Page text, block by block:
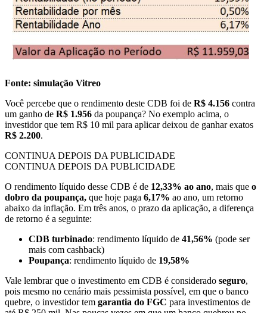
Fonte: simulação Vitreo
Você percebe que o rendimento deste CDB foi de R$ 4.156 contra
um ganho de R$ 1.956 da poupança? No exemplo acima, o
investidor que tem R$ 10 mil para aplicar deixou de ganhar exatos
R$ 2.200.
CONTINUA DEPOIS DA PUBLICIDADE
CONTINUA DEPOIS DA PUBLICIDADE
O rendimento líquido desse CDB é de 12,33% ao ano, mais que o
dobro da poupança, que hoje paga 6,17% ao ano, um retorno
abaixo da inflação. Em três anos, o prazo da aplicação, a diferença
de retorno é a seguinte:
CDB turbinado: rendimento líquido de 41,56% (pode ser
mais com cashback)
Poupança: rendimento líquido de 19,58%
Vale lembrar que o investimento em CDB é considerado seguro,
pois mesmo no cenário mais pessimista possível, em que o banco
quebre, o investidor tem garantia do FGC para investimentos de